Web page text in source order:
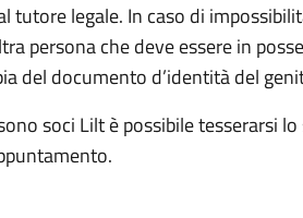
tutore legale. In caso di
persona che deve essere in
del documento d’identità del
soci Lilt è possibile tesserarsi